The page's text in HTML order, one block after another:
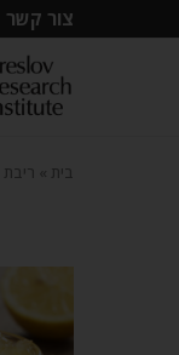
צור קשר
בית ריבת